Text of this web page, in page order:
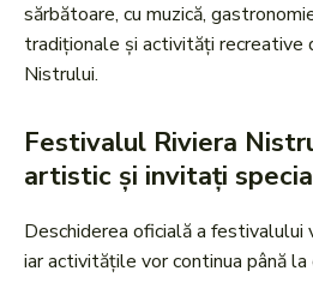
sărbătoare, cu muzică,
tradiționale și activități recreative
Nistrului.
Festivalul Riviera
artistic și invitați
Deschiderea oficială a festivalului
iar activitățile vor continua până